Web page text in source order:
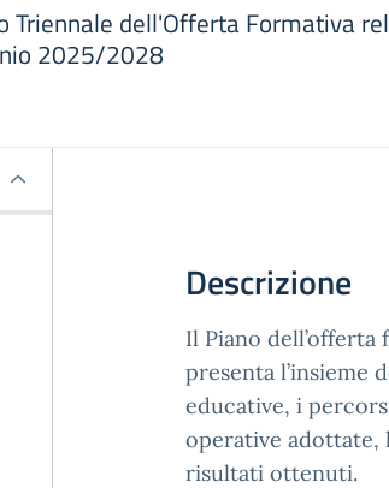
Triennale dell'Offerta Formativa
2025/2028
Descrizione
Il Piano
presenta l’insieme
educative, i
operative adottate,
risultati ottenuti.